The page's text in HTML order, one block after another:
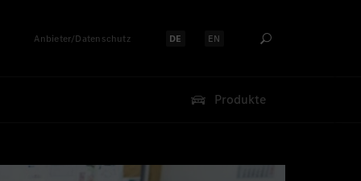
Anbieter/Datenschutz Sprache auswählen:
DE Sprache auswählen:
EN
Produkte